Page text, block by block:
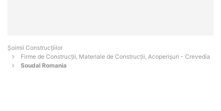
Șoimii Construcțiilor
Firme de Construcții, Materiale de Construcții, Acoperișuri - Crevedia
Soudal Romania